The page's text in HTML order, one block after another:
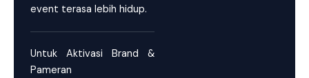
event terasa lebih hidup.
Untuk Aktivasi Brand &
Pameran